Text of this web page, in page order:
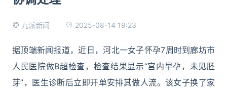
九派新闻 2025-08-14 19:23
据顶端新闻报道，近日，河北一女子怀孕7周时到廊坊市
人民医院做B超检查，检查结果显示“宫内早孕，未见胚
芽”，医生诊断后立即开单安排其做人流。该女子换了家